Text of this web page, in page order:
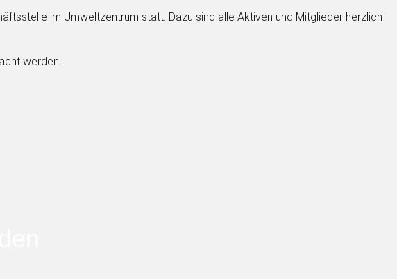
im Umweltzentrum statt. Dazu sind alle Aktiven und Mitglieder herzlich
werden.